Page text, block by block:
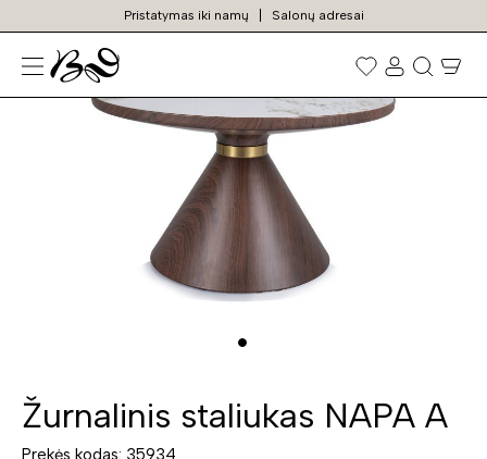
Pristatymas iki namų Salonų adresai
Prekių
paieška
N
Žurnalinis staliukas NAPA A
Prekės kodas: 35934